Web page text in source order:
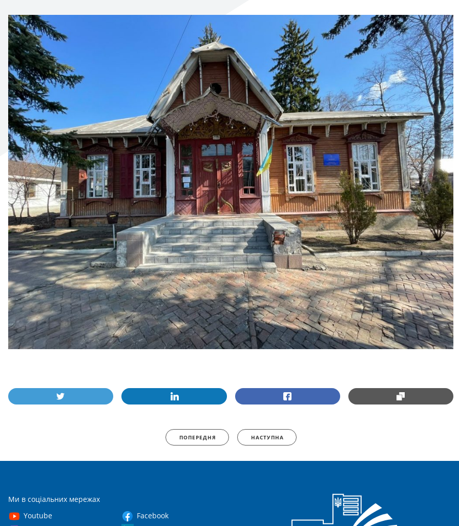
ПОПЕРЕДНЯ НАСТУПНА
Ми в соціальних мережах
Youtube
Facebook